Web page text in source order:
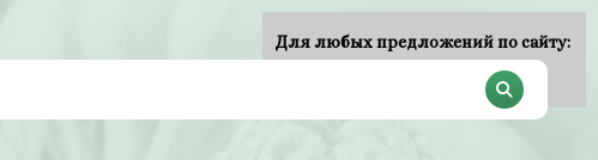
Для любых предложений по сайту: